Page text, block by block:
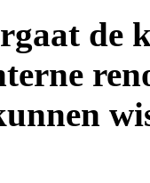
de